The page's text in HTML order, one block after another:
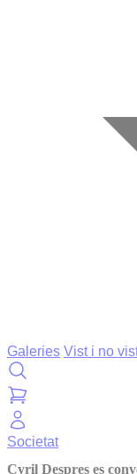
Galeries Vist i no
Societat
Cyril Despres es